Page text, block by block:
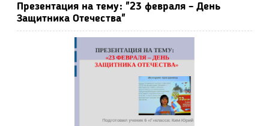
Презентация на тему: "23 февраля – День
Защитника Отечества"